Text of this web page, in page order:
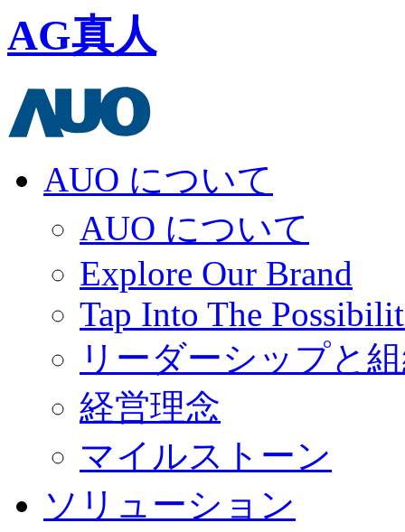
AG真人
AUO について
AUO について
Explore Our Brand
Tap Into The
リーダーシップと
経営理念
マイルストーン
ソリューション